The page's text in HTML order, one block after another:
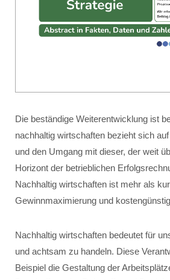
Die beständige Weiterentwicklung ist
nachhaltig wirtschaften bezieht sich
und den Umgang mit dieser, der weit
Horizont der betrieblichen
Nachhaltig wirtschaften ist mehr als
Gewinnmaximierung und
Nachhaltig wirtschaften bedeutet für
und achtsam zu handeln. Diese
Beispiel die Gestaltung der